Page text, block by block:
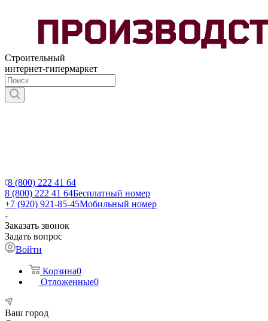
Строительный
интернет-гипермаркет
8 (800) 222 41 64
8 (800) 222 41 64Бесплатный номер
+7 (920) 921-85-45Мобильный номер
Заказать звонок
Задать вопрос
Войти
Корзина0
Отложенные0
Ваш город